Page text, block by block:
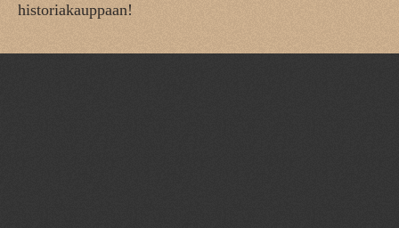
historiakauppaan!